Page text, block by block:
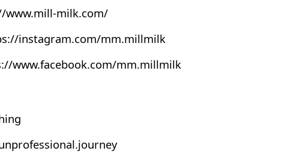
www.mill-milk.com/
instagram.com/mm.millmilk
www.facebook.com/mm.millmilk